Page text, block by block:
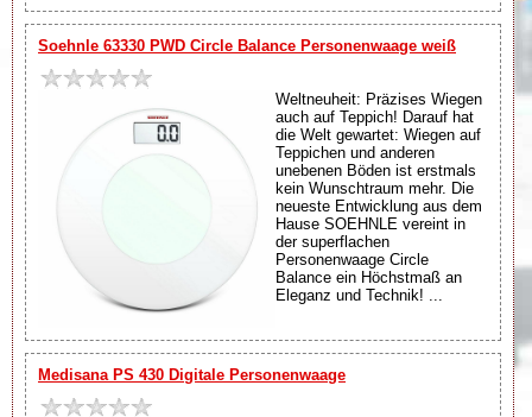
Soehnle 63330 PWD Circle Balance Personenwaage weiß
Weltneuheit: Präzises Wiegen
auch auf Teppich! Darauf hat
die Welt gewartet: Wiegen auf
Teppichen und anderen
unebenen Böden ist erstmals
kein Wunschtraum mehr. Die
neueste Entwicklung aus dem
Hause SOEHNLE vereint in
der superflachen
Personenwaage Circle
Balance ein Höchstmaß an
Eleganz und Technik! ...
Medisana PS 430 Digitale Personenwaage